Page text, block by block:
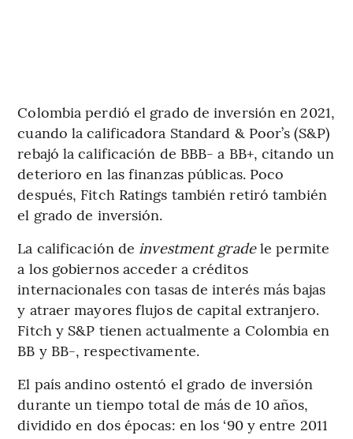
Colombia perdió el grado de inversión en 2021,
cuando la calificadora Standard & Poor’s (S&P)
rebajó la calificación de BBB- a BB+, citando un
deterioro en las finanzas públicas. Poco
después, Fitch Ratings también retiró también
el grado de inversión.
La calificación de investment gradele permite
a los gobiernos acceder a créditos
internacionales con tasas de interés más bajas
y atraer mayores flujos de capital extranjero.
Fitch y S&P tienen actualmente a Colombia en
BB y BB-, respectivamente.
El país andino ostentó el grado de inversión
durante un tiempo total de más de 10 años,
dividido en dos épocas: en los ‘90 y entre 2011